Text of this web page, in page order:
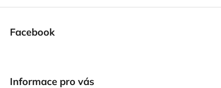
Facebook
Informace pro vás